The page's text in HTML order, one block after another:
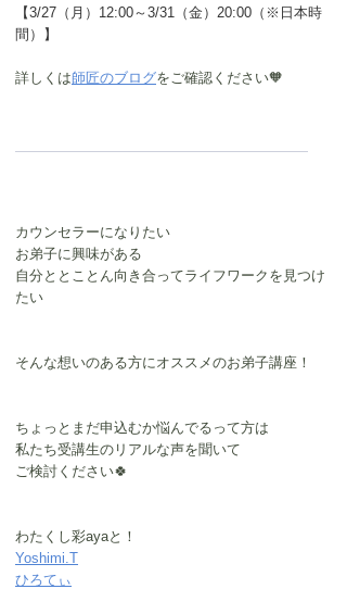
【3/27（月）12:00～3/31（金）20:00（※日本時
間）】
詳しくは師匠のブログをご確認ください🧡
カウンセラーになりたい
お弟子に興味がある
自分ととことん向き合ってライフワークを見つけ
たい
そんな想いのある方にオススメのお弟子講座！
ちょっとまだ申込むか悩んでるって方は
私たち受講生のリアルな声を聞いて
ご検討ください🍀
わたくし彩ayaと！
Yoshimi.T
ひろてぃ